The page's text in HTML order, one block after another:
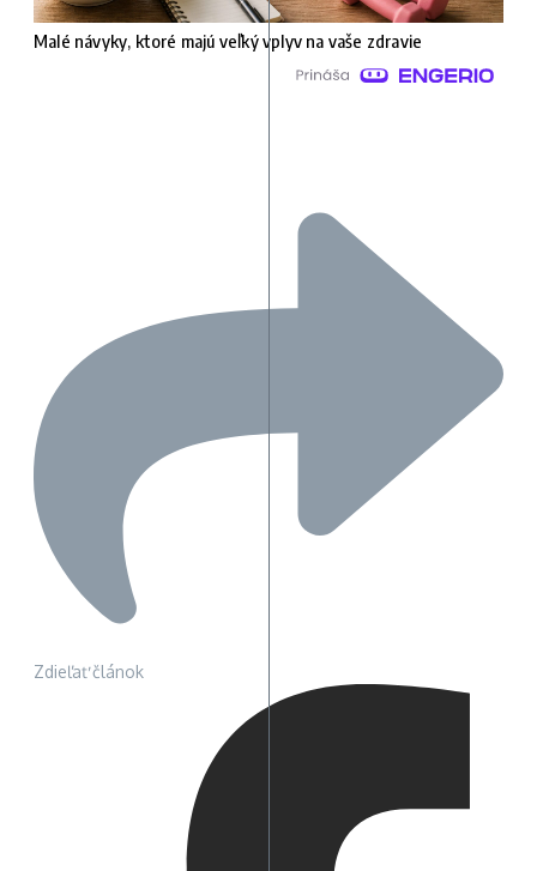
Malé návyky, ktoré majú veľký vplyv na vaše zdravie
Zdieľať článok